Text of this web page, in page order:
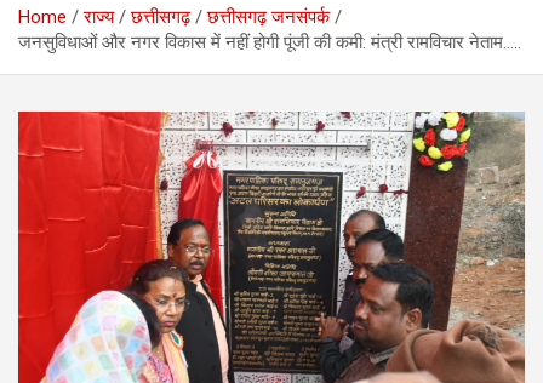
Home राज्य छत्तीसगढ़
छत्तीसगढ़ जनसंपर्क
जनसुविधाओं और नगर विकास में नहीं होगी पूंजी की कमी: मंत्री रामविचार नेताम…..